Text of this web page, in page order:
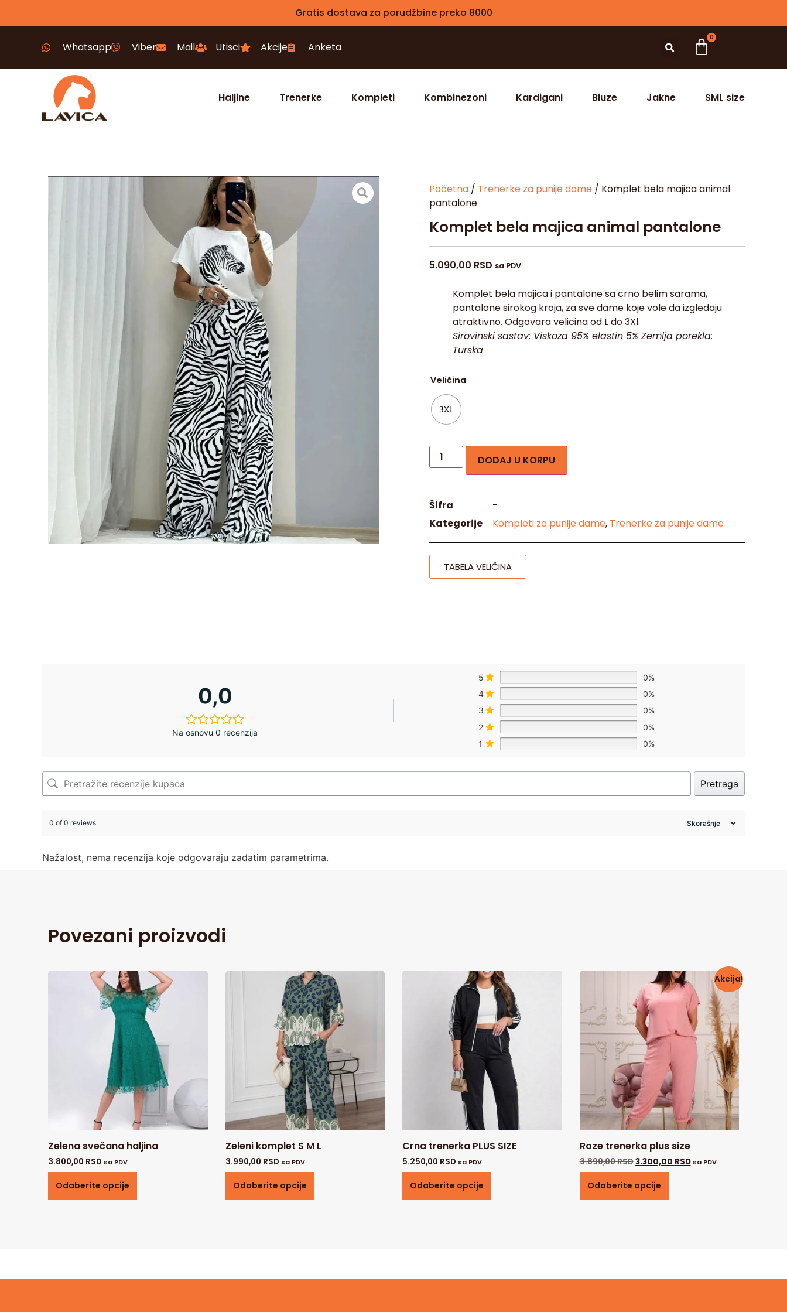
Gratis dostava za porudžbine preko 8000
Whatsapp Viber Mail Utisci Akcije Anketa
0
Haljine Trenerke Kompleti Kombinezoni Kardigani Bluze Jakne SML size
Početna/ Trenerke za punije dame/ Komplet bela majica animal
pantalone
Komplet bela majica animal pantalone
5.090,00 RSD sa PDV
Komplet bela majica i pantalone sa crno belim sarama,
pantalone sirokog kroja, za sve dame koje vole da izgledaju
atraktivno. Odgovara velicina od L do 3Xl.
Sirovinski sastav: Viskoza 95% elastin 5% Zemlja porekla:
Turska
Veličina
3XL
DODAJ U KORPU
Šifra
-
Kategorije
Kompleti za punije dame, Trenerke za punije dame
TABELA VELIČINA
0,0
Na osnovu 0 recenzija
5
0%
4
0%
3
0%
2
0%
1
0%
Pretraga
0 of 0 reviews
Nažalost, nema recenzija koje odgovaraju zadatim parametrima.
Povezani proizvodi
Zelena svečana haljina
3.800,00 RSD sa PDV
Odaberite opcije
Zeleni komplet S M L
3.990,00 RSD sa PDV
Odaberite opcije
Crna trenerka PLUS SIZE
5.250,00 RSD sa PDV
Odaberite opcije
Akcija!
Roze trenerka plus size
3.890,00RSD3.300,00 RSD sa PDV
Odaberite opcije